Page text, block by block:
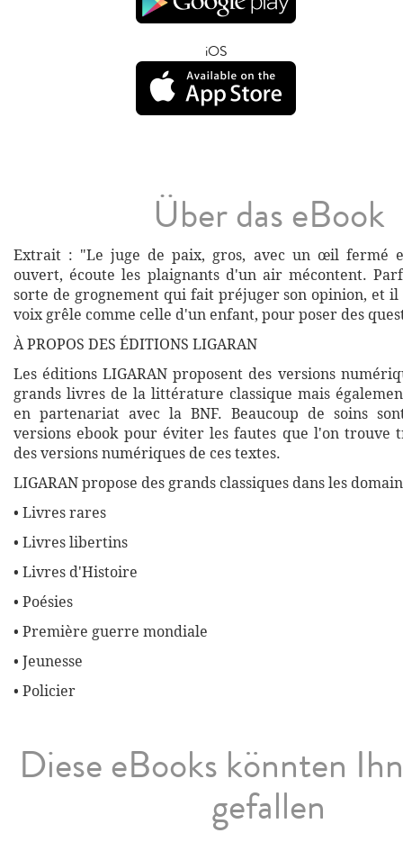
iOS
Über das eBook
Extrait : "Le juge de paix, gros, avec un œil fermé
ouvert, écoute les plaignants d'un air mécontent.
sorte de grognement qui fait préjuger son opinion, et
voix grêle comme celle d'un enfant, pour poser des
À PROPOS DES ÉDITIONS LIGARAN
Les éditions LIGARAN proposent des versions
grands livres de la littérature classique mais
en partenariat avec la BNF. Beaucoup de soins
versions ebook pour éviter les fautes que l'on trouve
des versions numériques de ces textes.
LIGARAN propose des grands classiques dans les
• Livres rares
• Livres libertins
• Livres d'Histoire
• Poésies
• Première guerre mondiale
• Jeunesse
• Policier
Diese eBooks könnten
gefallen